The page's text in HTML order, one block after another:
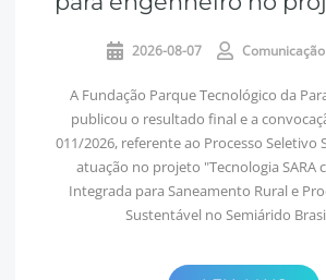
2026-08-07
A Fundação Parque Tecnológico da
publicou o resultado final e a
011/2026, referente ao Processo Seletivo
atuação no projeto "Tecnologia SARA
Integrada para Saneamento Rural e
Sustentável no Semiárido